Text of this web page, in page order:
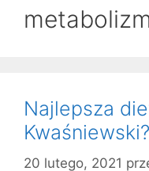
Najlepsza
Kwaśniewski?
20 lutego, 2021